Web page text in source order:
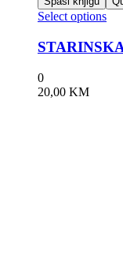
Select options
0
20,00 KM